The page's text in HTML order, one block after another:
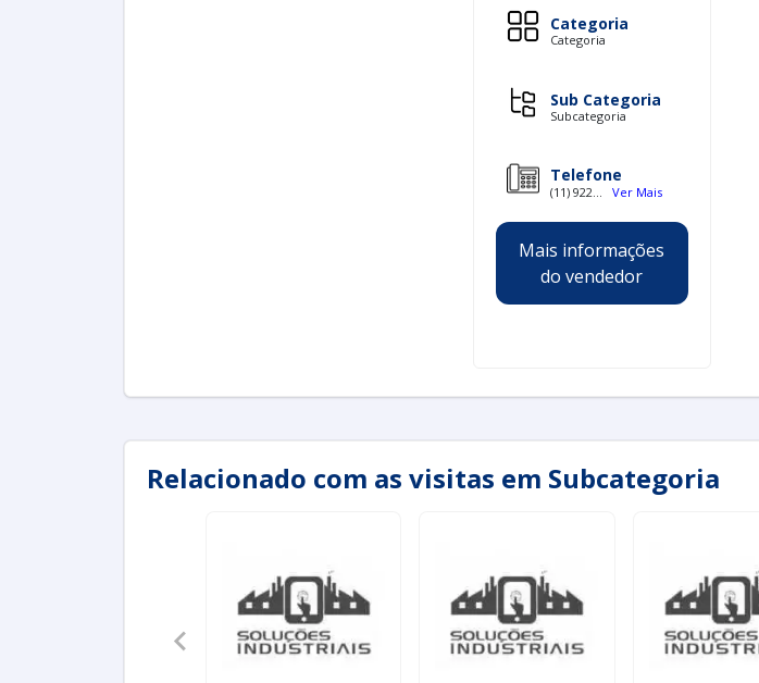
Categoria
Categoria
Sub Categoria
Subcategoria
Telefone
(11) 922... Ver Mais
Mais informações
do vendedor
Relacionado com as visitas em Subcategoria